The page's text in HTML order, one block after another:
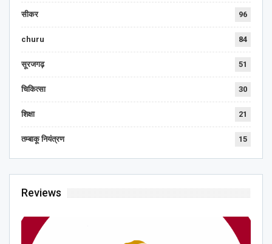
सीकर 96
churu 84
सूरजगढ़ 51
चिकित्सा 30
शिक्षा 21
तम्बाकू नियंत्रण 15
Reviews